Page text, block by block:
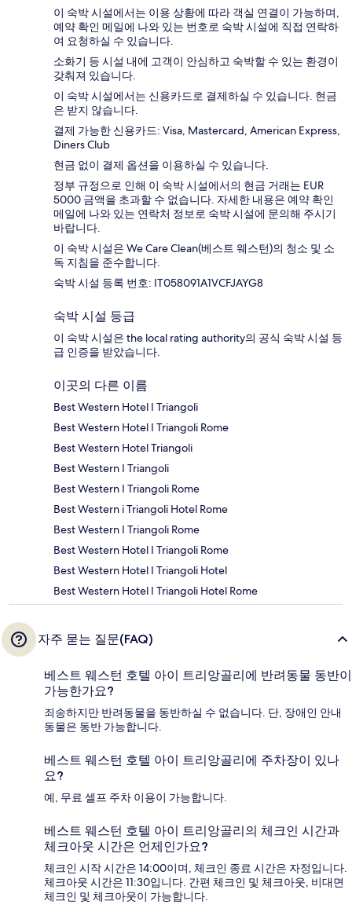
이 숙박 시설에서는 이용 상황에 따라 객실 연결이 가능하며,
예약 확인 메일에 나와 있는 번호로 숙박 시설에 직접 연락하
여 요청하실 수 있습니다.
소화기 등 시설 내에 고객이 안심하고 숙박할 수 있는 환경이
갖춰져 있습니다.
이 숙박 시설에서는 신용카드로 결제하실 수 있습니다. 현금
은 받지 않습니다.
결제 가능한 신용카드: Visa, Mastercard, American Express,
Diners Club
현금 없이 결제 옵션을 이용하실 수 있습니다.
정부 규정으로 인해 이 숙박 시설에서의 현금 거래는 EUR
5000 금액을 초과할 수 없습니다. 자세한 내용은 예약 확인
메일에 나와 있는 연락처 정보로 숙박 시설에 문의해 주시기
바랍니다.
이 숙박 시설은 We Care Clean(베스트 웨스턴)의 청소 및 소
독 지침을 준수합니다.
숙박 시설 등록 번호: IT058091A1VCFJAYG8
숙박 시설 등급
이 숙박 시설은 the local rating authority의 공식 숙박 시설 등
급 인증을 받았습니다.
이곳의 다른 이름
Best Western Hotel I Triangoli
Best Western Hotel I Triangoli Rome
Best Western Hotel Triangoli
Best Western I Triangoli
Best Western I Triangoli Rome
Best Western i Triangoli Hotel Rome
Best Western I Triangoli Rome
Best Western Hotel I Triangoli Rome
Best Western Hotel I Triangoli Hotel
Best Western Hotel I Triangoli Hotel Rome
자주 묻는 질문(FAQ)
베스트 웨스턴 호텔 아이 트리앙골리에 반려동물 동반이
가능한가요?
죄송하지만 반려동물을 동반하실 수 없습니다. 단, 장애인 안내
동물은 동반 가능합니다.
베스트 웨스턴 호텔 아이 트리앙골리에 주차장이 있나
요?
예, 무료 셀프 주차 이용이 가능합니다.
베스트 웨스턴 호텔 아이 트리앙골리의 체크인 시간과
체크아웃 시간은 언제인가요?
체크인 시작 시간은 14:00이며, 체크인 종료 시간은 자정입니다.
체크아웃 시간은 11:30입니다. 간편 체크인 및 체크아웃, 비대면
체크인 및 체크아웃이 가능합니다.